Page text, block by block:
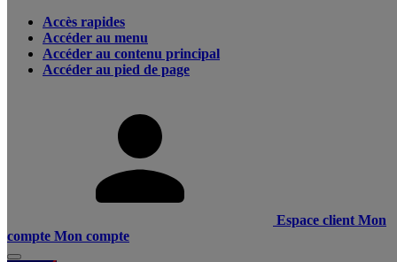
Accès rapides
Accéder au menu
Accéder au contenu principal
Accéder au pied de page
Espace client Mon
compte Mon compte